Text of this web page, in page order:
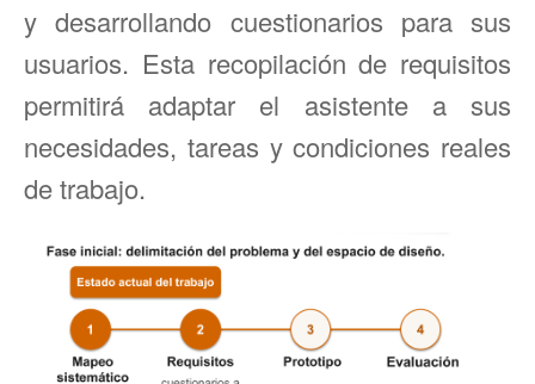
y desarrollando cuestionarios para sus
usuarios. Esta recopilación de requisitos
permitirá adaptar el asistente a sus
necesidades, tareas y condiciones reales
de trabajo.